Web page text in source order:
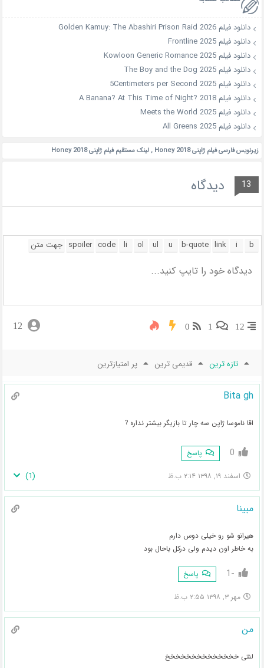
دانلود فیلم Golden Kamuy: The Abashiri Prison Raid 2026
دانلود فیلم Frontline 2025
دانلود فیلم Kowloon Generic Romance 2025
دانلود فیلم The Boy and the Dog 2025
دانلود فیلم 5Centimeters per Second 2025
دانلود فیلم A Banana? At This Time of Night? 2018
دانلود فیلم Meets the World 2025
دانلود فیلم All Greens 2025
زیرنویس فارسی فیلم ژاپنی Honey 2018 ,لینک مستقیم فیلم ژاپنی Honey 2018
13 دیدگاه
12
1
0
12
تازه ترین قدیمی ترین پر امتیازترین
Bita gh
اقا ناموسا ژاپن سه چار تا بازیگر بیشتر نداره ?
0 پاسخ
اسفند ۱۹, ۱۳۹۸ ۲:۱۴ ب.ظ (
1
)
مبینا
هیرانو شو رو خیلی دوس دارم
به خاطر اون دیدم ولی درکل باحال بود
-1 پاسخ
مهر ۳, ۱۳۹۸ ۲:۵۵ ب.ظ
من
لنتی خخخخخخخخخخخخخخ